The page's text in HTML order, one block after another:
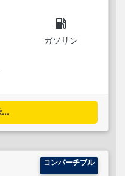
local_gas_station
ガソリン
コンバーチブル